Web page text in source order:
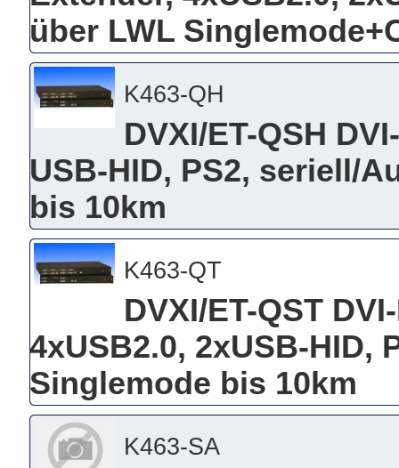
über LWL
K463-QH
DVXI/ET-QSH
USB-HID, PS2, seriell/
bis 10km
K463-QT
DVXI/ET-QST
4xUSB2.0, 2xUSB-HID,
Singlemode bis 10km
K463-SA